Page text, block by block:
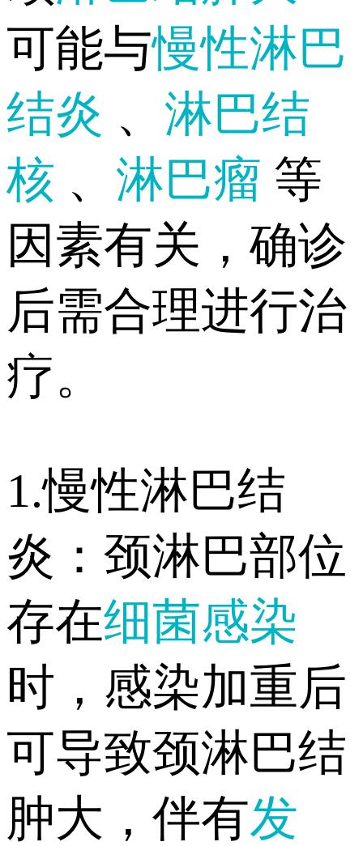
可能与慢性淋巴
结炎 、 淋巴结
核 、 淋巴瘤 等
因素有关，确诊
后需合理进行治
疗。
1.慢性淋巴结
炎：颈淋巴部位
存在细菌感染
时，感染加重后
可导致颈淋巴结
肿大，伴有发